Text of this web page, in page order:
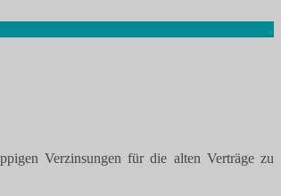
Verzinsungen für die alten Verträge zu